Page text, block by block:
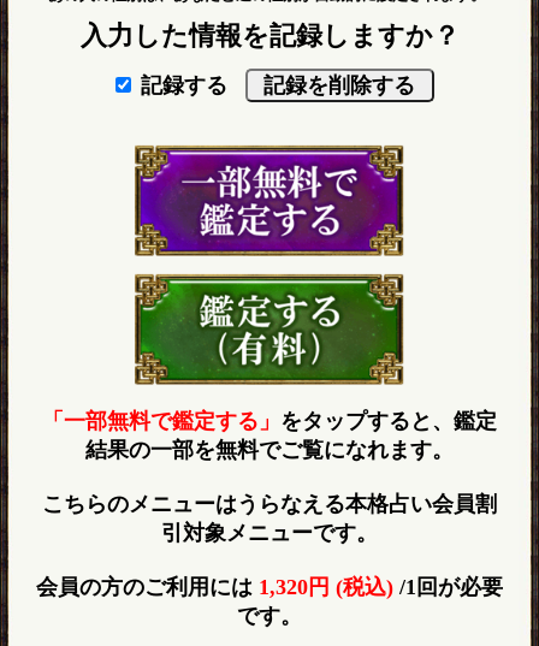
入力した情報を記録しますか？
記録する
「一部無料で鑑定する」 をタップすると、鑑定
結果の一部を無料でご覧になれます。
こちらのメニューはうらなえる本格占い会員割
引対象メニューです。
会員の方のご利用には 1,320円 (税込) /1回が必要
です。